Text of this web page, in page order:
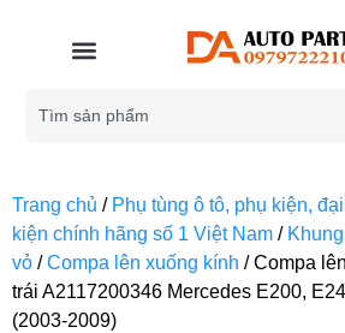
Trang chủ / Phụ tùng ô tô, phụ kiện,
kiện chính hãng số 1 Việt Nam /
vỏ /Compa lên xuống kính / Compa
trái A2117200346 Mercedes E200,
(2003-2009)